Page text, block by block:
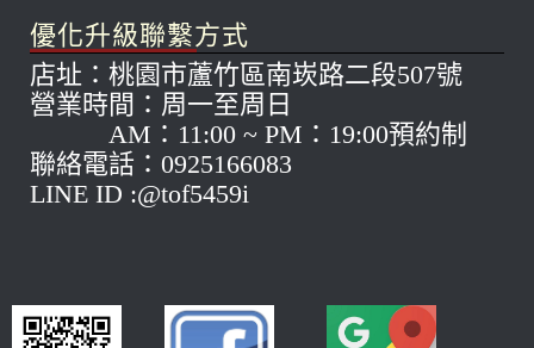
優化升級聯繫方式
店址：桃園市蘆竹區南崁路二段507號
營業時間：周一至周日
AM：11:00 ~ PM：19:00預約制
聯絡電話：0925166083
LINE ID :@tof5459i